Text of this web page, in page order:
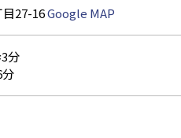
27-16Google MAP
分